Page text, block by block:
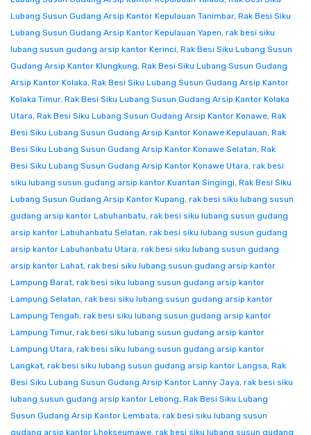
Lubang Susun Gudang Arsip Kantor Kepulauan Tanimbar, Rak Besi Siku
Lubang Susun Gudang Arsip Kantor Kepulauan Yapen, rak besi siku
lubang susun gudang arsip kantor Kerinci, Rak Besi Siku Lubang Susun
Gudang Arsip Kantor Klungkung, Rak Besi Siku Lubang Susun Gudang
Arsip Kantor Kolaka, Rak Besi Siku Lubang Susun Gudang Arsip Kantor
Kolaka Timur, Rak Besi Siku Lubang Susun Gudang Arsip Kantor Kolaka
Utara, Rak Besi Siku Lubang Susun Gudang Arsip Kantor Konawe, Rak
Besi Siku Lubang Susun Gudang Arsip Kantor Konawe Kepulauan, Rak
Besi Siku Lubang Susun Gudang Arsip Kantor Konawe Selatan, Rak
Besi Siku Lubang Susun Gudang Arsip Kantor Konawe Utara, rak besi
siku lubang susun gudang arsip kantor Kuantan Singingi, Rak Besi Siku
Lubang Susun Gudang Arsip Kantor Kupang, rak besi siku lubang susun
gudang arsip kantor Labuhanbatu, rak besi siku lubang susun gudang
arsip kantor Labuhanbatu Selatan, rak besi siku lubang susun gudang
arsip kantor Labuhanbatu Utara, rak besi siku lubang susun gudang
arsip kantor Lahat, rak besi siku lubang susun gudang arsip kantor
Lampung Barat, rak besi siku lubang susun gudang arsip kantor
Lampung Selatan, rak besi siku lubang susun gudang arsip kantor
Lampung Tengah, rak besi siku lubang susun gudang arsip kantor
Lampung Timur, rak besi siku lubang susun gudang arsip kantor
Lampung Utara, rak besi siku lubang susun gudang arsip kantor
Langkat, rak besi siku lubang susun gudang arsip kantor Langsa, Rak
Besi Siku Lubang Susun Gudang Arsip Kantor Lanny Jaya, rak besi siku
lubang susun gudang arsip kantor Lebong, Rak Besi Siku Lubang
Susun Gudang Arsip Kantor Lembata, rak besi siku lubang susun
gudang arsip kantor Lhokseumawe, rak besi siku lubang susun gudang